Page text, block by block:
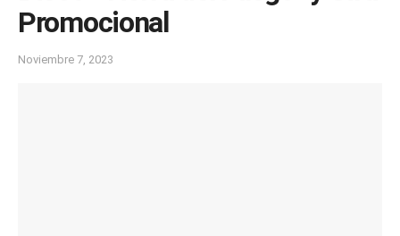
Promocional
Noviembre 7, 2023